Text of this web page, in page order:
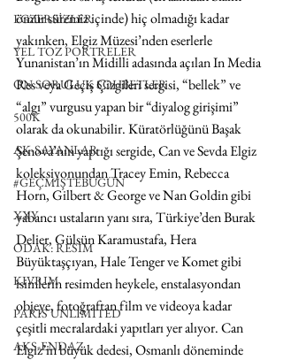
EGZERSİZLER
YEL TOZ PORTRELER
ON SORULUK SOHBETLER
500K
AK-SAYANLAR
#GEÇMİŞTEBUGÜN
XXY
ODAK: RESİM
KIVRIM
PARIS UNLIMITED
AKS-ENDAZ
ömür süremiz içinde) hiç olmadığı kadar
yakınken, Elgiz Müzesi’nden eserlerle
Yunanistan’ın Midilli adasında açılan In Media
Res veya Geçiş Çizgileri sergisi, “bellek” ve
“algı” vurgusu yapan bir “diyalog girişimi”
olarak da okunabilir. Küratörlüğünü Başak
Şenova’nın yaptığı sergide, Can ve Sevda Elgiz
koleksiyonundan Tracey Emin, Rebecca
Horn, Gilbert & George ve Nan Goldin gibi
yabancı ustaların yanı sıra, Türkiye’den Burak
Delier, Gülsün Karamustafa, Hera
Büyüktaşçıyan, Hale Tenger ve Komet gibi
isimlerin resimden heykele, enstalasyondan
objeye, fotoğraftan film ve videoya kadar
çeşitli mecralardaki yapıtları yer alıyor. Can
Elgiz’in büyük dedesi, Osmanlı döneminde